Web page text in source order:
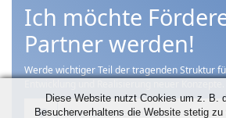
Ich möchte
Partner werden!
Werde wichtiger Teil der tragenden Struktur
Klar, ich unterstütze
Diese Website nutzt Cookies um z. B.
Besucherverhaltens die Website stetig